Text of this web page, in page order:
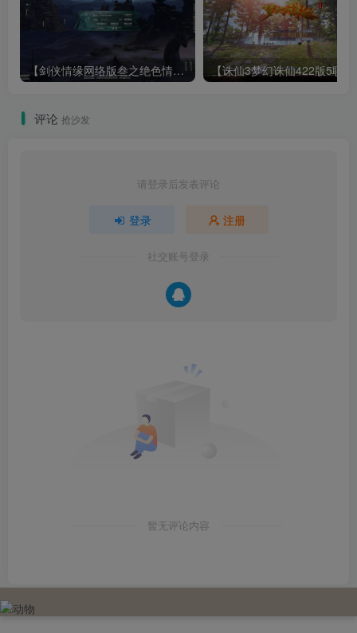
【剑侠情缘网络版叁之绝色情缘V3.5更新版】3DMMORPG端游Linux服务端+GM指令+PC客户端+架设教程
评论 抢沙发
请登录后发表评论
登录 注册
社交账号登录
暂无评论内容